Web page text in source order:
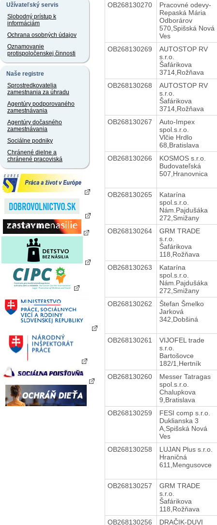
Užívateľský servis
Slobodný prístup k
informáciám
Ochrana osobných údajov
Oznamovanie
protispoločenskej činnosti
Naše registre
Sprostredkovatelia
zamestnania za úhradu
Agentúry podporovaného
zamestnávania
Agentúry dočasného
zamestnávania
Sociálne podniky
Chránené dielne a
chránené pracoviská
OB268130270
Pracovné odevy-
Repaská Mária
Odborárov
570,Spišská Nová
Ves
OB268130269
AUTOSTOP RV
s.r.o.
Šafárikova
3714,Rožňava
OB268130268
AUTOSTOP RV
s.r.o.
Šafárikova
3714,Rožňava
OB268130267
Auto-Impex
spol.s.r.o.
Vlčie Hrdlo
68,Bratislava
OB268130266
KOSMOS s.r.o.
Budovateľská
507,Hranovnica
OB268130265
Katarína
spol.s.r.o.
Nám.Pajdušáka
272,Smižany
OB268130264
GRM TRADE
s.r.o.
Šafárikova
118,Rožňava
OB268130263
Katarína
spol.s.r.o.
Nám.Pajdušáka
272,Smižany
OB268130262
Štefan Šmelko
Jarková
342,Dobšiná
OB268130261
VIJOFEL trade
s.r.o.
Bartošovce
182/1,Hertník
OB268130260
Messer Tatragas
spol.s.r.o.
Chalupkova
9,Bratislava
OB268130259
FESI comp s.r.o.
Duklianska 3
A,Spišská Nová
Ves
OB268130258
LUJAN Plus s.r.o.
Hraničná
611,Mengusovce
OB268130257
GRM TRADE
s.r.o.
Šafárikova
118,Rožňava
OB268130256
DRAČIK-DUVI